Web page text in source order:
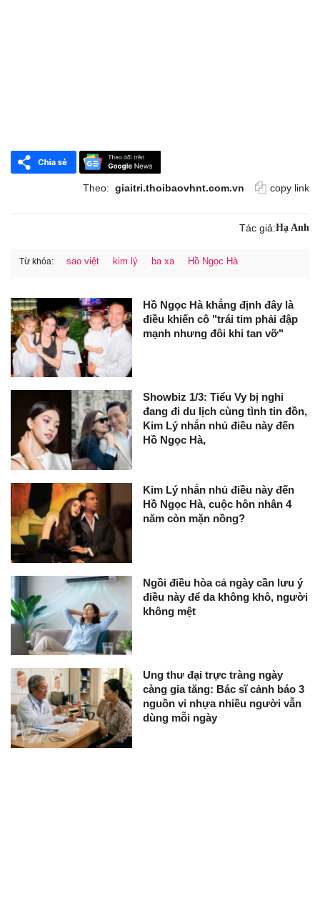
Theo: giaitri.thoibaovhnt.com.vn copy link
Tác giả:Hạ Anh
Từ khóa: sao việt kim lý ba xa Hồ Ngọc Hà
Hồ Ngọc Hà khẳng định đây là
điều khiến cô "trái tim phải đập
mạnh nhưng đôi khi tan vỡ"
Showbiz 1/3: Tiểu Vy bị nghi
đang đi du lịch cùng tình tin đồn,
Kim Lý nhắn nhủ điều này đến
Hồ Ngọc Hà,
Kim Lý nhắn nhủ điều này đến
Hồ Ngọc Hà, cuộc hôn nhân 4
năm còn mặn nồng?
Ngồi điều hòa cả ngày cần lưu ý
điều này để da không khô, người
không mệt
Ung thư đại trực tràng ngày
càng gia tăng: Bác sĩ cảnh báo 3
nguồn vi nhựa nhiều người vẫn
dùng mỗi ngày